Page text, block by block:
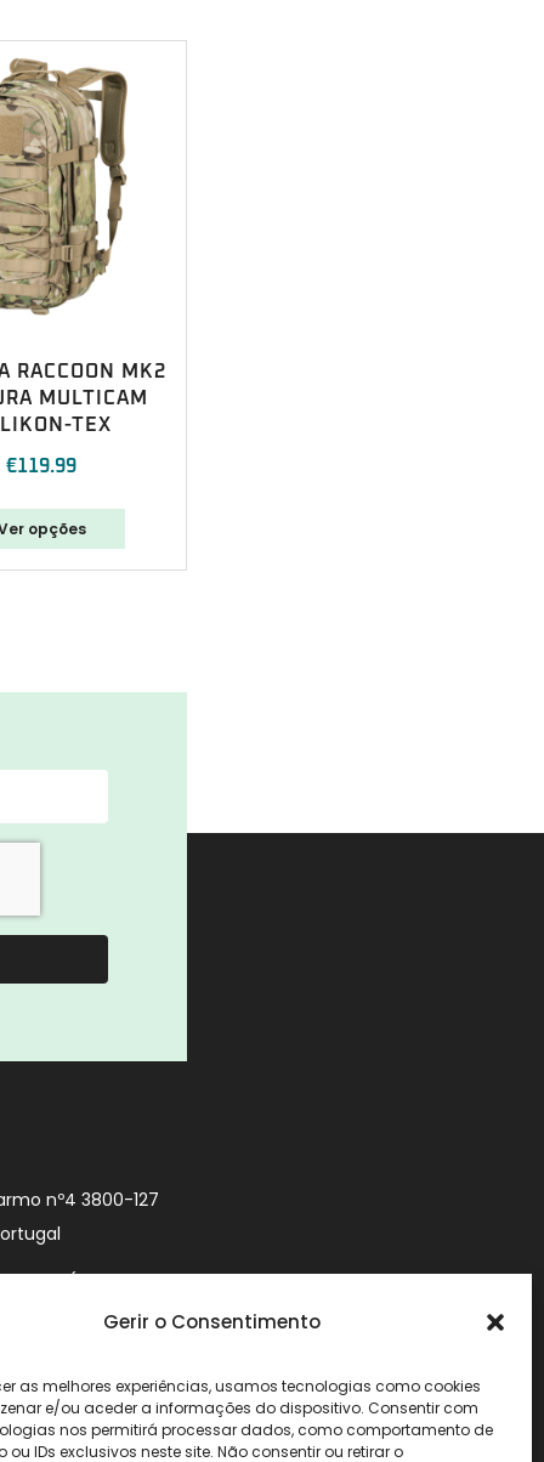
Gerir o Consentimento
as melhores experiências, usamos tecnologias como cookies
e/ou aceder a informações do dispositivo. Consentir com
nos permitirá processar dados, como comportamento de
IDs exclusivos neste site. Não consentir ou retirar o
RACCOON MK2
MULTICAM
TEX
€119.99
opções
nº4 3800-127
740 (Chamada
móvel nacional)